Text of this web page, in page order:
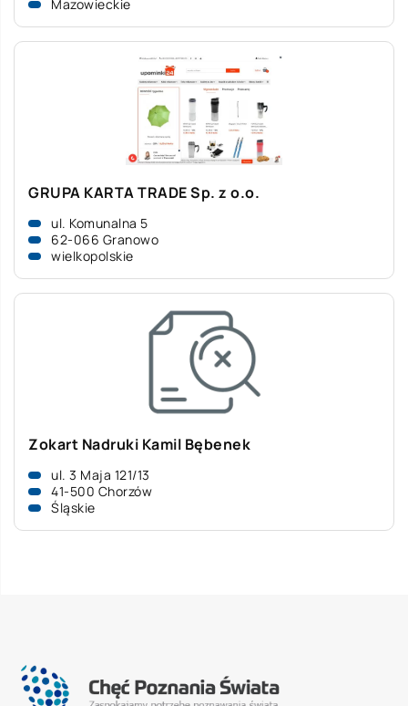
Mazowieckie
GRUPA KARTA TRADE Sp. z o.o.
ul. Komunalna 5
62-066 Granowo
wielkopolskie
Zokart Nadruki Kamil Bębenek
ul. 3 Maja 121/13
41-500 Chorzów
Śląskie